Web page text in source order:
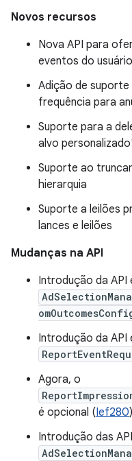
Novos recursos
Nova API para
eventos do
Adição de
frequência para
Suporte para a
alvo
Suporte ao
hierarquia
Suporte a leilões
lances e leilões
Mudanças na API
Introdução da API
Introdução da API
Agora, o
é opcional (Ief280
Introdução das